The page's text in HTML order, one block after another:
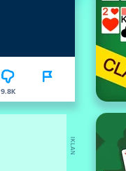
9.8K
IKLAN